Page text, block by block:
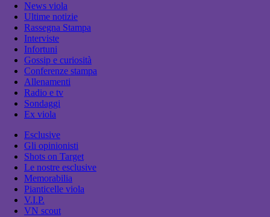
News viola
Ultime notizie
Rassegna Stampa
Interviste
Infortuni
Gossip e curiosità
Conferenze stampa
Allenamenti
Radio e tv
Sondaggi
Ex viola
Esclusive
Gli opinionisti
Shots on Target
Le nostre esclusive
Memorabilia
Pianticelle viola
V.I.P.
VN scout